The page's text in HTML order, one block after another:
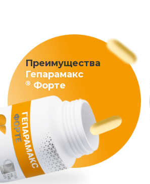
Преимущества
Гепарамакс
® Форте